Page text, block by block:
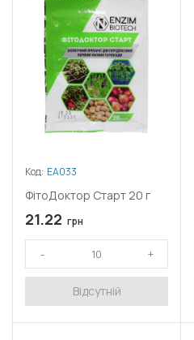
Код: ЕА033
ФітоДоктор Старт 20 г
21.22 грн
Відсутній